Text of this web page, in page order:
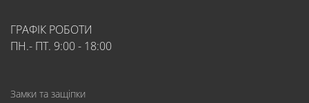
ГРАФІК РОБОТИ
ПН.- ПТ. 9:00 - 18:00
Замки та защіпки